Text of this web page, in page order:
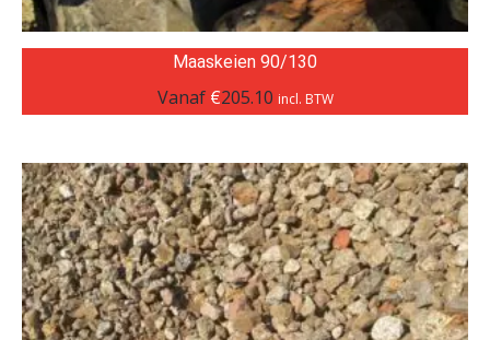
Maaskeien 90/130
Vanaf €205.10 incl. BTW